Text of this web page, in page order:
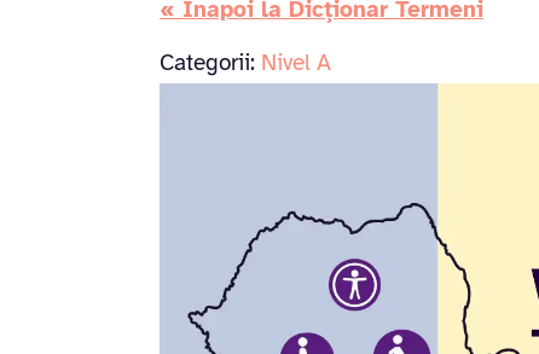
« Înapoi la Dicționar Termeni
Categorii: Nivel A